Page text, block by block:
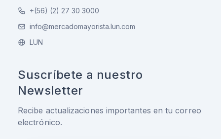
+(56) (2) 27 30 3000
info@mercadomayorista.lun.com
LUN
Suscríbete a nuestro
Newsletter
Recibe actualizaciones importantes en tu correo
electrónico.